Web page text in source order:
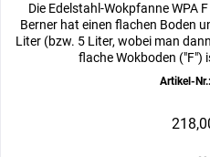
Die Edelstahl-Wokpfanne WPA
Berner hat einen flachen Boden
Liter (bzw. 5 Liter, wobei man
flache Wokboden ("F")
Artikel-Nr.: